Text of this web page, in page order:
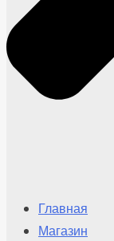
Главная
Магазин